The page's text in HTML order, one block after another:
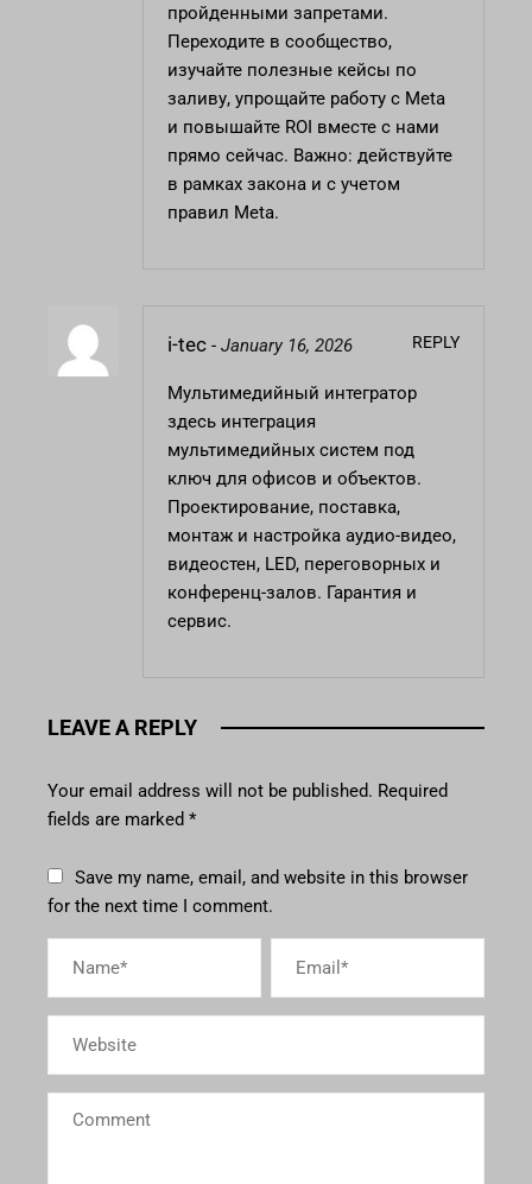
пройденными запретами.
Переходите в сообщество,
изучайте полезные кейсы по
заливу, упрощайте работу с Meta
и повышайте ROI вместе с нами
прямо сейчас. Важно: действуйте
в рамках закона и с учетом
правил Meta.
i-tec - January 16, 2026 REPLY
Мультимедийный интегратор
здесь интеграция
мультимедийных систем под
ключ для офисов и объектов.
Проектирование, поставка,
монтаж и настройка аудио-видео,
видеостен, LED, переговорных и
конференц-залов. Гарантия и
сервис.
LEAVE A REPLY
Your email address will not be published. Required
fields are marked *
Save my name, email, and website in this browser
for the next time I comment.